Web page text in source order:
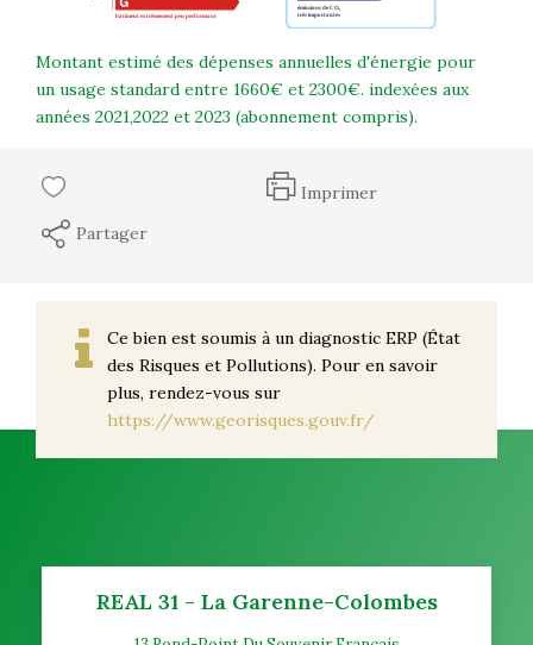
Montant estimé des dépenses annuelles d'énergie pour
un usage standard entre 1660€ et 2300€. indexées aux
années 2021,2022 et 2023 (abonnement compris).
Imprimer
Partager
Ce bien est soumis à un diagnostic ERP (État
des Risques et Pollutions). Pour en savoir
plus, rendez-vous sur
https://www.georisques.gouv.fr/
REAL 31 - La Garenne-Colombes